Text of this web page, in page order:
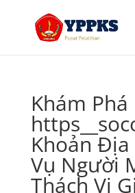
Khám Phá
Khoản
Vụ Người
Thách Vị